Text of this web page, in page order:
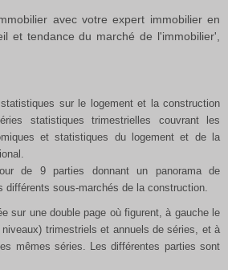
avec votre expert immobilier en
et tendance du marché de l'immobilier',
sur le logement et la construction
statistiques trimestrielles couvrant les
et statistiques du logement et de la
de 9 parties donnant un panorama de
différents sous-marchés de la construction.
sur une double page où figurent, à gauche le
trimestriels et annuels de séries, et à
mêmes séries. Les différentes parties sont